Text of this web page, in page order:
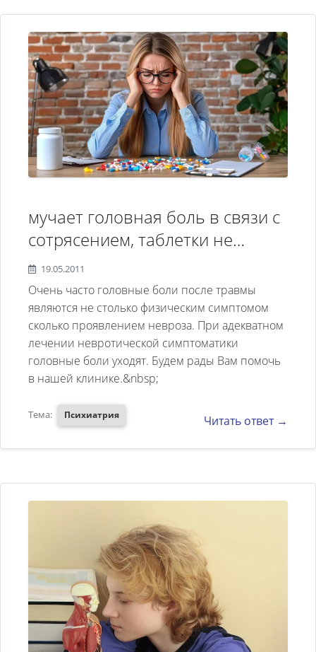
мучает головная боль в связи с
сотрясением, таблетки не
помогают, паника, нервоз
19.05.2011
Очень часто головные боли после травмы
являются не столько физическим симптомом
сколько проявлением невроза. При адекватном
лечении невротической симптоматики
головные боли уходят. Будем рады Вам помочь
в нашей клинике.&nbsp;
Тема: Психиатрия Читать ответ →